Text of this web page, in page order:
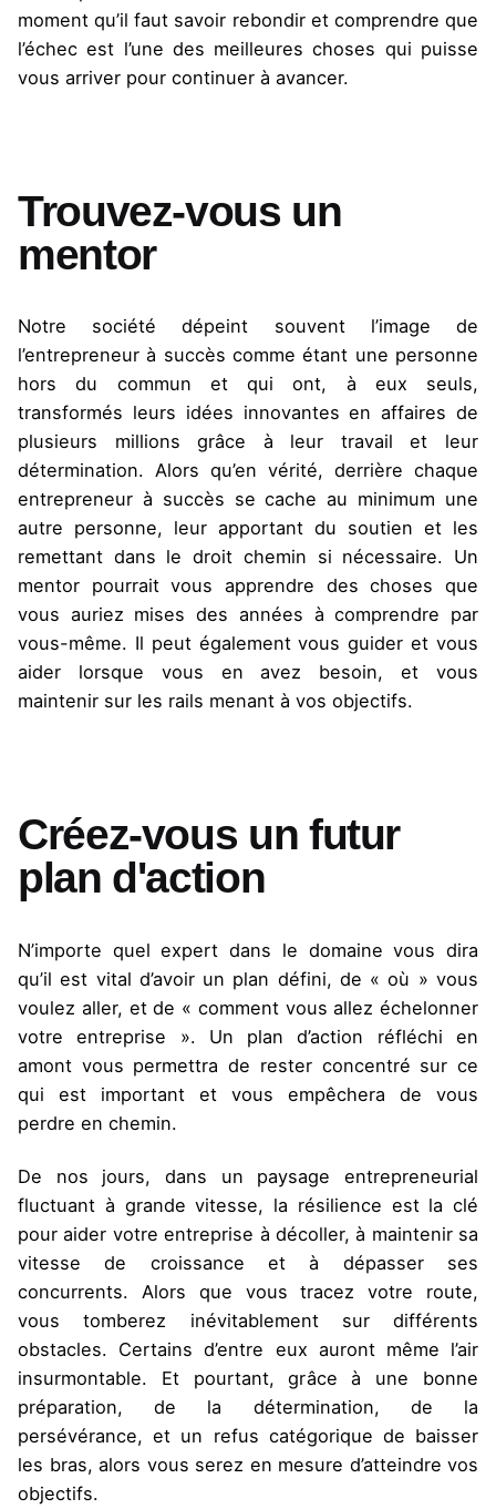
moment qu’il faut savoir rebondir et comprendre que
l’échec est l’une des meilleures choses qui puisse
vous arriver pour continuer à avancer.
Trouvez-vous un
mentor
Notre société dépeint souvent l’image de
l’entrepreneur à succès comme étant une personne
hors du commun et qui ont, à eux seuls,
transformés leurs idées innovantes en affaires de
plusieurs millions grâce à leur travail et leur
détermination. Alors qu’en vérité, derrière chaque
entrepreneur à succès se cache au minimum une
autre personne, leur apportant du soutien et les
remettant dans le droit chemin si nécessaire. Un
mentor pourrait vous apprendre des choses que
vous auriez mises des années à comprendre par
vous-même. Il peut également vous guider et vous
aider lorsque vous en avez besoin, et vous
maintenir sur les rails menant à vos objectifs.
Créez-vous un futur
plan d'action
N’importe quel expert dans le domaine vous dira
qu’il est vital d’avoir un plan défini, de « où » vous
voulez aller, et de « comment vous allez échelonner
votre entreprise ». Un plan d’action réfléchi en
amont vous permettra de rester concentré sur ce
qui est important et vous empêchera de vous
perdre en chemin.
De nos jours, dans un paysage entrepreneurial
fluctuant à grande vitesse, la résilience est la clé
pour aider votre entreprise à décoller, à maintenir sa
vitesse de croissance et à dépasser ses
concurrents. Alors que vous tracez votre route,
vous tomberez inévitablement sur différents
obstacles. Certains d’entre eux auront même l’air
insurmontable. Et pourtant, grâce à une bonne
préparation, de la détermination, de la
persévérance, et un refus catégorique de baisser
les bras, alors vous serez en mesure d’atteindre vos
objectifs.